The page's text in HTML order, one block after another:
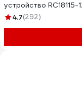
устройство
4.7(292)